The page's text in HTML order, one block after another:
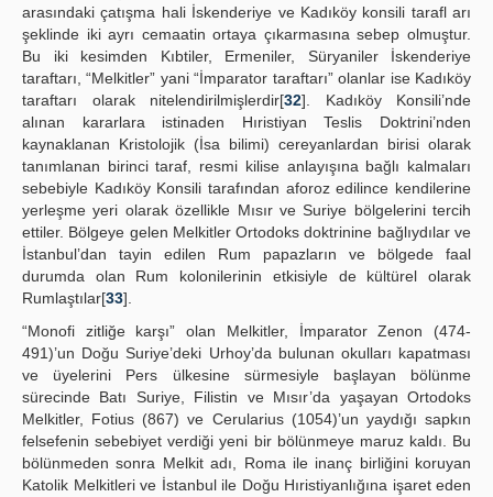
arasındaki çatışma hali İskenderiye ve Kadıköy konsili tarafl arı
şeklinde iki ayrı cemaatin ortaya çıkarmasına sebep olmuştur.
Bu iki kesimden Kıbtiler, Ermeniler, Süryaniler İskenderiye
taraftarı, “Melkitler” yani “İmparator taraftarı” olanlar ise Kadıköy
taraftarı olarak nitelendirilmişlerdir[32]. Kadıköy Konsili’nde
alınan kararlara istinaden Hıristiyan Teslis Doktrini’nden
kaynaklanan Kristolojik (İsa bilimi) cereyanlardan birisi olarak
tanımlanan birinci taraf, resmi kilise anlayışına bağlı kalmaları
sebebiyle Kadıköy Konsili tarafından aforoz edilince kendilerine
yerleşme yeri olarak özellikle Mısır ve Suriye bölgelerini tercih
ettiler. Bölgeye gelen Melkitler Ortodoks doktrinine bağlıydılar ve
İstanbul’dan tayin edilen Rum papazların ve bölgede faal
durumda olan Rum kolonilerinin etkisiyle de kültürel olarak
Rumlaştılar[33].
“Monofi zitliğe karşı” olan Melkitler, İmparator Zenon (474-
491)’un Doğu Suriye’deki Urhoy’da bulunan okulları kapatması
ve üyelerini Pers ülkesine sürmesiyle başlayan bölünme
sürecinde Batı Suriye, Filistin ve Mısır’da yaşayan Ortodoks
Melkitler, Fotius (867) ve Cerularius (1054)’un yaydığı sapkın
felsefenin sebebiyet verdiği yeni bir bölünmeye maruz kaldı. Bu
bölünmeden sonra Melkit adı, Roma ile inanç birliğini koruyan
Katolik Melkitleri ve İstanbul ile Doğu Hıristiyanlığına işaret eden